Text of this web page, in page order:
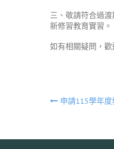
三、敬請符合過
新修習教育實習。
如有相關疑問，
文
覽
申請115學年